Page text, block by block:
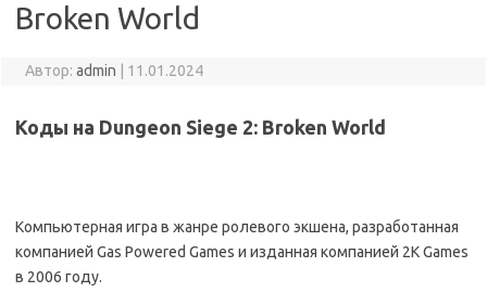
Broken World
Автор: admin 11.01.2024
Коды на Dungeon Siege 2: Broken World
Компьютерная игра в жанре ролевого экшена, разработанная
компанией Gas Powered Games и изданная компанией 2K Games
в 2006 году.